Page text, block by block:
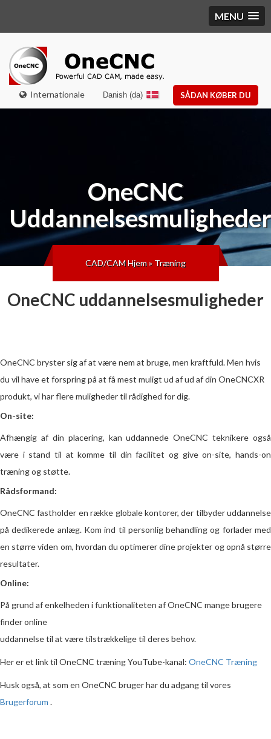
MENU
Internationale SÅDAN KØBER DU
Danish (da)
OneCNC
Uddannelsesmuligheder
CAD/CAM Hjem» Træning
OneCNC uddannelsesmuligheder
OneCNC bryster sig af at være nem at bruge, men kraftfuld. Men hvis
du vil have et forspring på at få mest muligt ud af ud af din OneCNCXR
produkt, vi har flere muligheder til rådighed for dig.
On-site:
Afhængig af din placering, kan uddannede OneCNC teknikere også
være i stand til at komme til din facilitet og give on-site, hands-on
træning og støtte.
Rådsformand:
OneCNC fastholder en række globale kontorer, der tilbyder uddannelse
på dedikerede anlæg. Kom ind til personlig behandling og forlader med
en større viden om, hvordan du optimerer dine projekter og opnå større
resultater.
Online:
På grund af enkelheden i funktionaliteten af ​​OneCNC mange brugere
finder online
uddannelse til at være tilstrækkelige til deres behov.
Her er et link til OneCNC træning YouTube-kanal: OneCNC Træning
Husk også, at som en OneCNC bruger har du adgang til vores
Brugerforum .